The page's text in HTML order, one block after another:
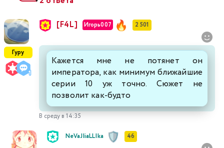
Гуру
[F4L] Игорь007 2 501
Кажется мне не потянет он
императора, как минимум ближайшие
серии 10 уж точно. Сюжет не
позволит как-будто
В среду в 14:35
NeVaJIiaLLIka 46